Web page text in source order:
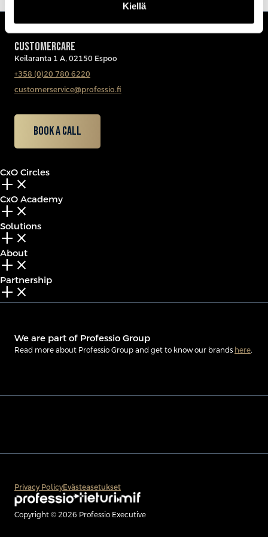
Kiellä
CUSTOMERCARE
Keilaranta 1 A, 02150 Espoo
+358 (0)20 780 6220
customerservice@professio.fi
Book a call
CxO Circles
add_2 close
CxO Academy
add_2 close
Solutions
add_2 close
About
add_2 close
Partnership
add_2 close
We are part of Professio Group
Read more about Professio Group and get to know our brands here.
Privacy PolicyEvästeasetukset
Copyright © 2026 Professio Executive